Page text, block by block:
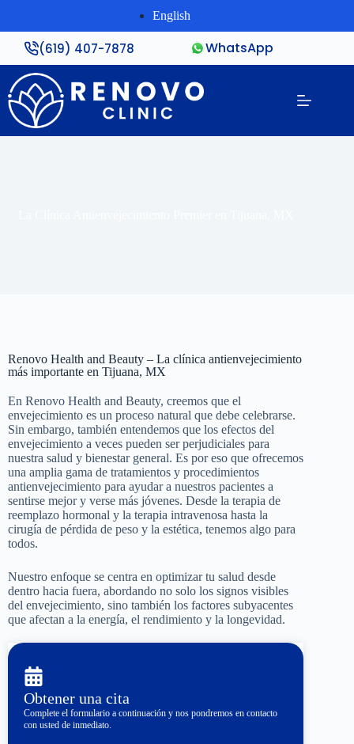
English
(619) 407-7878 WhatsApp
Renovo Health and Beauty – La clínica antienvejecimiento
más importante en Tijuana, MX
En Renovo Health and Beauty, creemos que el
envejecimiento es un proceso natural que debe celebrarse.
Sin embargo, también entendemos que los efectos del
envejecimiento a veces pueden ser perjudiciales para
nuestra salud y bienestar general. Es por eso que ofrecemos
una amplia gama de tratamientos y procedimientos
antienvejecimiento para ayudar a nuestros pacientes a
sentirse mejor y verse más jóvenes. Desde la terapia de
reemplazo hormonal y la terapia intravenosa hasta la
cirugía de pérdida de peso y la estética, tenemos algo para
todos.
Nuestro enfoque se centra en optimizar tu salud desde
dentro hacia fuera, abordando no solo los signos visibles
del envejecimiento, sino también los factores subyacentes
que afectan a la energía, el rendimiento y la longevidad.
Obtener una cita
Complete el formulario a continuación y nos pondremos en contacto
con usted de inmediato.